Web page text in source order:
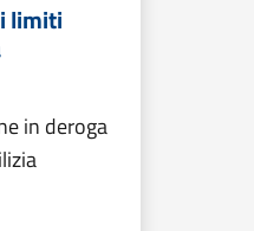
limiti
in deroga